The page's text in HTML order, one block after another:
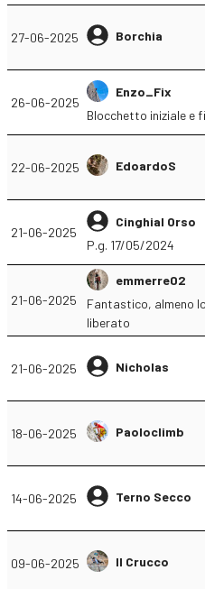
27-06-2025 Borchia
26-06-2025
Enzo_Fix
Blocchetto iniziale e
22-06-2025 EdoardoS
21-06-2025
Cinghial Orso
P.g. 17/05/2024
21-06-2025
emmerre02
Fantastico, almeno
liberato
21-06-2025 Nicholas
18-06-2025 Paoloclimb
14-06-2025 Terno Secco
09-06-2025 Il Crucco